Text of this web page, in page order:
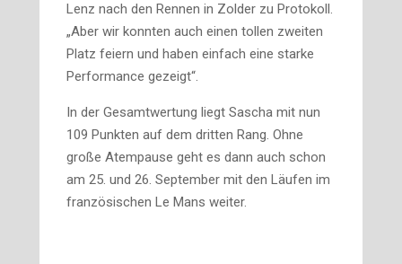
Lenz nach den Rennen in Zolder zu Protokoll.
„Aber wir konnten auch einen tollen zweiten
Platz feiern und haben einfach eine starke
Performance gezeigt“.
In der Gesamtwertung liegt Sascha mit nun
109 Punkten auf dem dritten Rang. Ohne
große Atempause geht es dann auch schon
am 25. und 26. September mit den Läufen im
französischen Le Mans weiter.